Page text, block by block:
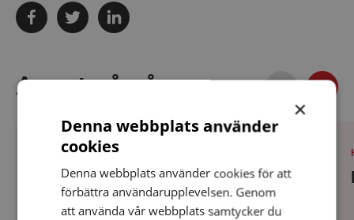
Dela
via
facebook
Dela
via
twitter
Dela
via
linkedin
Annat på gång Föregående
VARBERG
Datum:
augusti
2026
11 augusti 2026
HRF Varberg har FEL träff (fika efter
lunch)
×
Denna webbplats använder
cookies
Denna webbplats använder cookies för att
förbättra användarupplevelsen. Genom
att använda vår webbplats samtycker du